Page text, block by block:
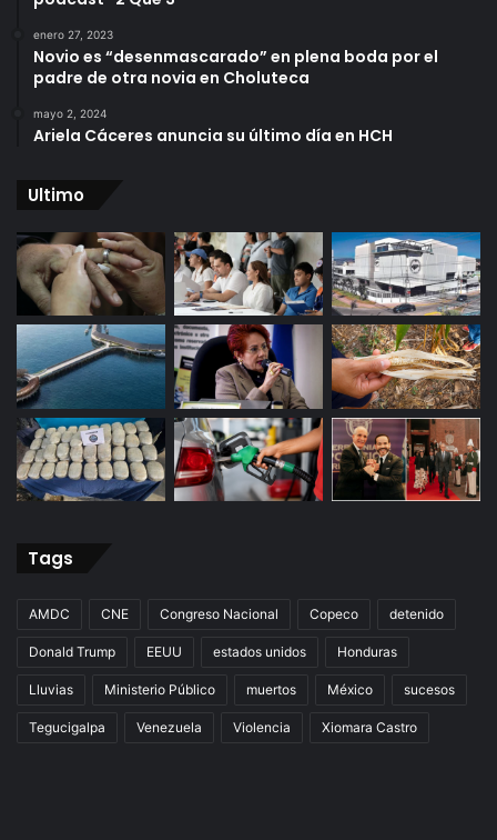
enero 27, 2023
Novio es “desenmascarado” en plena boda por el
padre de otra novia en Choluteca
mayo 2, 2024
Ariela Cáceres anuncia su último día en HCH
Ultimo
Tags
AMDC CNE Congreso Nacional Copeco detenido
Donald Trump EEUU estados unidos Honduras
Lluvias Ministerio Público muertos México sucesos
Tegucigalpa Venezuela Violencia Xiomara Castro